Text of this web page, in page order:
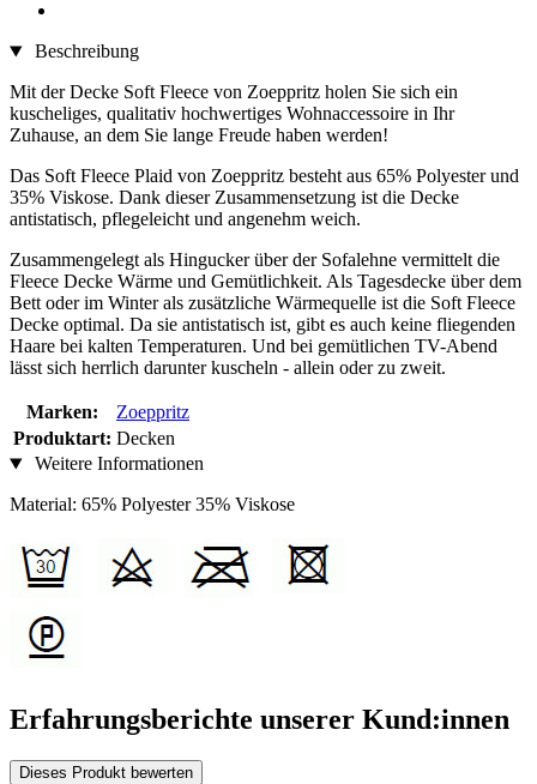
Beschreibung
Mit der Decke Soft Fleece von Zoeppritz holen Sie sich ein
kuscheliges, qualitativ hochwertiges Wohnaccessoire in Ihr
Zuhause, an dem Sie lange Freude haben werden!
Das Soft Fleece Plaid von Zoeppritz besteht aus 65% Polyester und
35% Viskose. Dank dieser Zusammensetzung ist die Decke
antistatisch, pflegeleicht und angenehm weich.
Zusammengelegt als Hingucker über der Sofalehne vermittelt die
Fleece Decke Wärme und Gemütlichkeit. Als Tagesdecke über dem
Bett oder im Winter als zusätzliche Wärmequelle ist die Soft Fleece
Decke optimal. Da sie antistatisch ist, gibt es auch keine fliegenden
Haare bei kalten Temperaturen. Und bei gemütlichen TV-Abend
lässt sich herrlich darunter kuscheln - allein oder zu zweit.
Marken:
Zoeppritz
Produktart: Decken
Weitere Informationen
Material: 65% Polyester 35% Viskose
Erfahrungsberichte unserer Kund:innen
Dieses Produkt bewerten